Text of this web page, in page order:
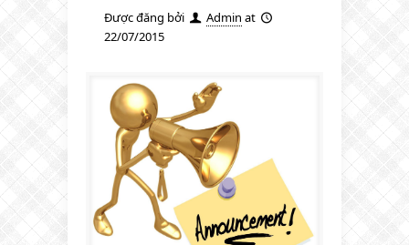
Được đăng bởi Admin at
22/07/2015